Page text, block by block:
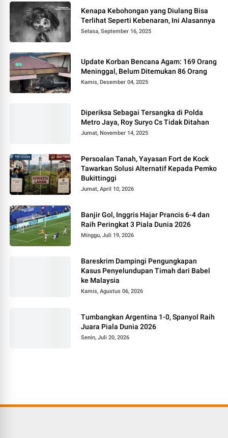
Kenapa Kebohongan yang Diulang Bisa
Terlihat Seperti Kebenaran, Ini Alasannya
Selasa, September 16, 2025
Update Korban Bencana Agam: 169 Orang
Meninggal, Belum Ditemukan 86 Orang
Kamis, Desember 04, 2025
Diperiksa Sebagai Tersangka di Polda
Metro Jaya, Roy Suryo Cs Tidak Ditahan
Jumat, November 14, 2025
Persoalan Tanah, Yayasan Fort de Kock
Tawarkan Solusi Alternatif Kepada Pemko
Bukittinggi
Jumat, April 10, 2026
Banjir Gol, Inggris Hajar Prancis 6-4 dan
Raih Peringkat 3 Piala Dunia 2026
Minggu, Juli 19, 2026
Bareskrim Dampingi Pengungkapan
Kasus Penyelundupan Timah dari Babel
ke Malaysia
Kamis, Agustus 06, 2026
Tumbangkan Argentina 1-0, Spanyol Raih
Juara Piala Dunia 2026
Senin, Juli 20, 2026